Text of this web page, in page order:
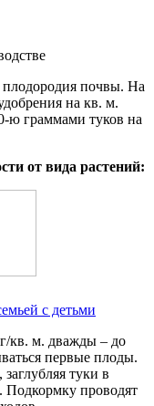
плодородия почвы. На
на кв. м.
ю граммами туков на
от вида растений:
с детьми
кв. м. дважды – до
первые плоды.
туки в
Подкормку проводят